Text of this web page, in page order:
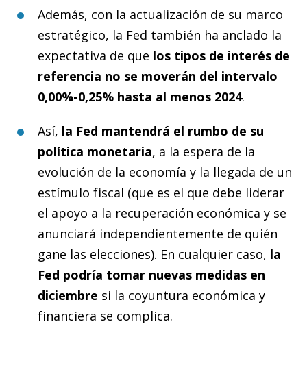
Además, con la actualización de su marco
estratégico, la Fed también ha anclado la
expectativa de que los tipos de interés de
referencia no se moverán del intervalo
0,00%-0,25% hasta al menos 2024.
Así, la Fed mantendrá el rumbo de su
política monetaria, a la espera de la
evolución de la economía y la llegada de un
estímulo fiscal (que es el que debe liderar
el apoyo a la recuperación económica y se
anunciará independientemente de quién
gane las elecciones). En cualquier caso, la
Fed podría tomar nuevas medidas en
diciembre si la coyuntura económica y
financiera se complica.